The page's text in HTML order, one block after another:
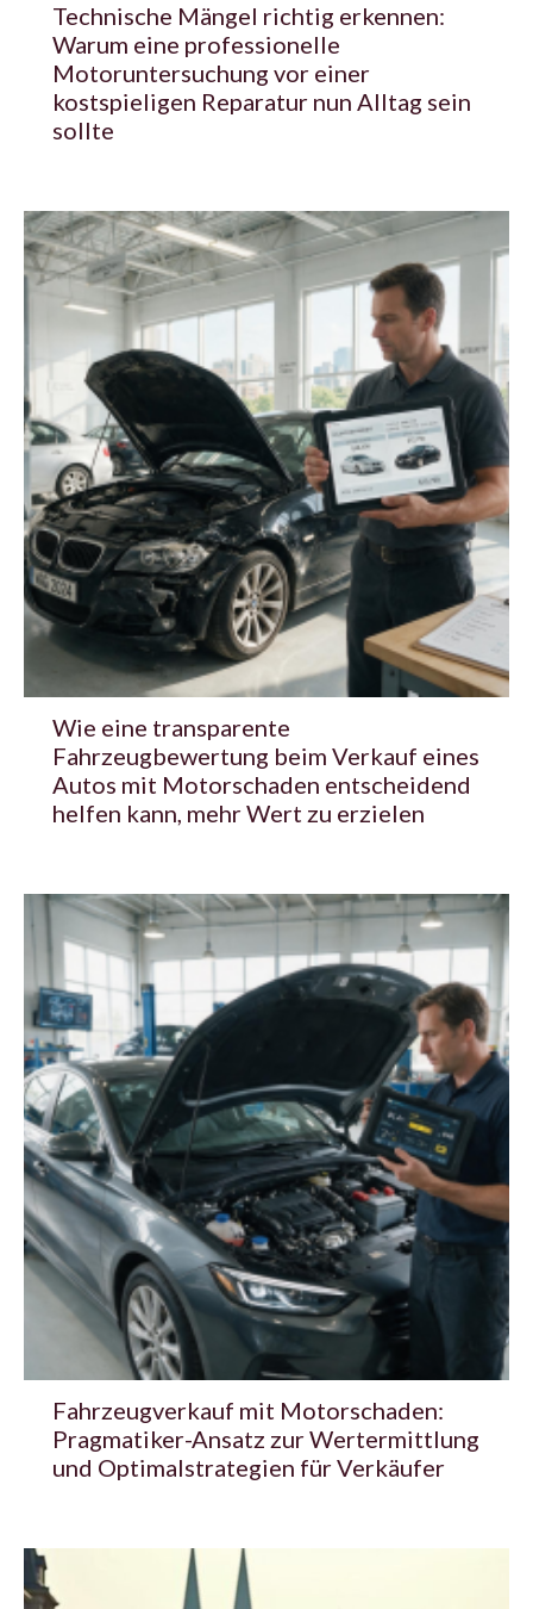
Technische Mängel richtig erkennen:
Warum eine professionelle
Motoruntersuchung vor einer
kostspieligen Reparatur nun Alltag sein
sollte
Wie eine transparente
Fahrzeugbewertung beim Verkauf eines
Autos mit Motorschaden entscheidend
helfen kann, mehr Wert zu erzielen
Fahrzeugverkauf mit Motorschaden:
Pragmatiker-Ansatz zur Wertermittlung
und Optimalstrategien für Verkäufer